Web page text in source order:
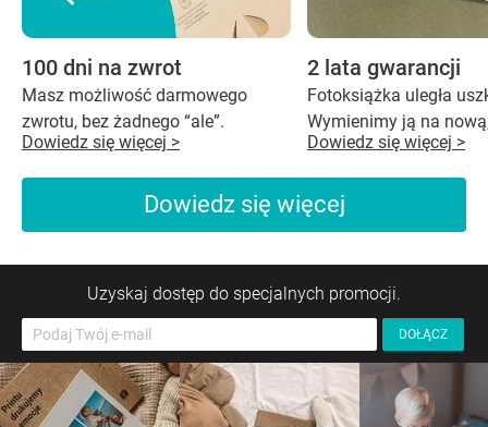
100 dni na zwrot
Masz możliwość darmowego
zwrotu, bez żadnego “ale”.
Dowiedz się więcej >
2 lata gwarancji
Fotoksiążka uległa
Wymienimy ją na
Dowiedz się więcej >
Dowiedz się więcej
Uzyskaj dostęp do specjalnych promocji.